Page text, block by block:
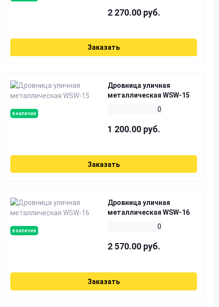
2 270.00 руб.
Заказать
в наличии
Дровница уличная
металлическая WSW-15
0
1 200.00 руб.
Заказать
в наличии
Дровница уличная
металлическая WSW-16
0
2 570.00 руб.
Заказать